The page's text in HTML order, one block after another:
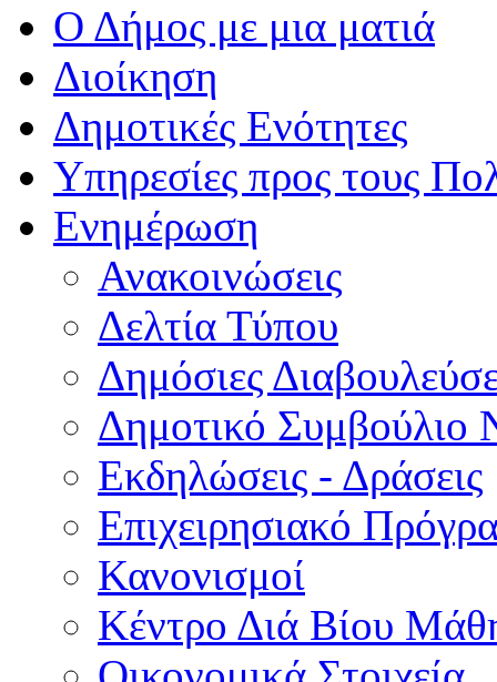
Ο Δήμος με μια ματιά
Διοίκηση
Δημοτικές Ενότητες
Υπηρεσίες προς τους
Ενημέρωση
Ανακοινώσεις
Δελτία Τύπου
Δημόσιες
Δημοτικό Συμβούλιο
Εκδηλώσεις - Δράσεις
Επιχειρησιακό
Κανονισμοί
Κέντρο Διά Βίου